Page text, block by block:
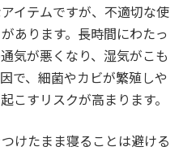
イテムですが、不適切な使
あります。長時間にわたっ
気が悪くなり、湿気がこも
で、細菌やカビが繁殖しや
こすリスクが高まります。
けたまま寝ることは避ける